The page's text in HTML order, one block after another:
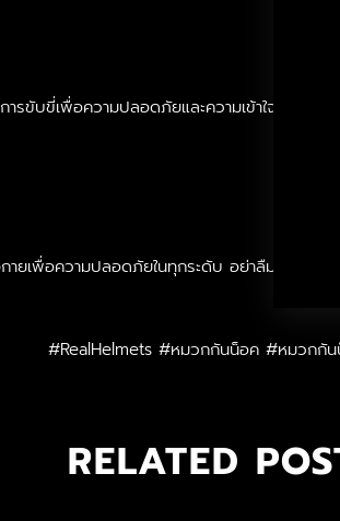
ขับขี่เพื่อความปลอดภัยและความเข้าใจในกฎข้
เพื่อความปลอดภัยในทุกระดับ อย่าลืมเลือก
#RealHelmets #หมวกกันน็อค #หมวกกัน
RELATED